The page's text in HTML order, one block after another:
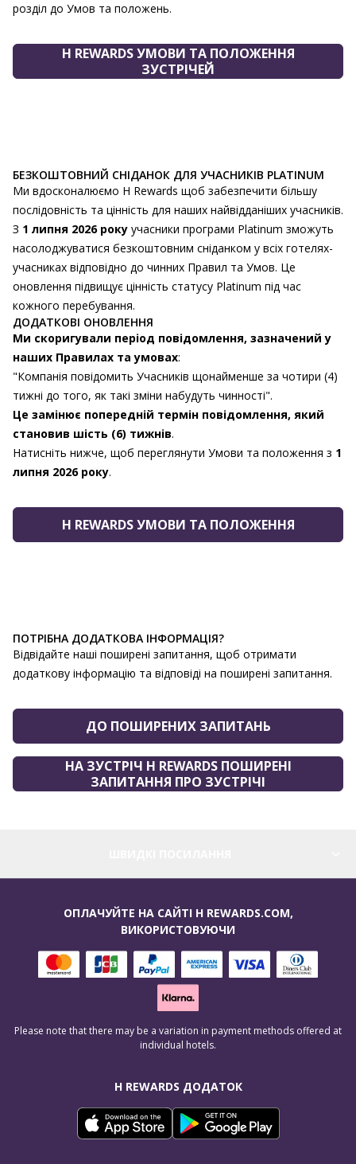
розділ до Умов та положень.
H REWARDS УМОВИ ТА ПОЛОЖЕННЯ
ЗУСТРІЧЕЙ
БЕЗКОШТОВНИЙ СНІДАНОК ДЛЯ УЧАСНИКІВ PLATINUM
Ми вдосконалюємо H Rewards щоб забезпечити більшу
послідовність та цінність для наших найвідданіших учасників.
З 1 липня 2026 року учасники програми Platinum зможуть
насолоджуватися безкоштовним сніданком у всіх готелях-
учасниках відповідно до чинних Правил та Умов. Це
оновлення підвищує цінність статусу Platinum під час
кожного перебування.
ДОДАТКОВІ ОНОВЛЕННЯ
Ми скоригували період повідомлення, зазначений у
наших Правилах та умовах:
"Компанія повідомить Учасників щонайменше за чотири (4)
тижні до того, як такі зміни набудуть чинності".
Це замінює попередній термін повідомлення, який
становив шість (6) тижнів.
Натисніть нижче, щоб переглянути Умови та положення з 1
липня 2026 року.
H REWARDS УМОВИ ТА ПОЛОЖЕННЯ
ПОТРІБНА ДОДАТКОВА ІНФОРМАЦІЯ?
Відвідайте наші поширені запитання, щоб отримати
додаткову інформацію та відповіді на поширені запитання.
ДО ПОШИРЕНИХ ЗАПИТАНЬ
НА ЗУСТРІЧ H REWARDS ПОШИРЕНІ
ЗАПИТАННЯ ПРО ЗУСТРІЧІ
H REWARDS ДОДАТОК
ОПЛАЧУЙТЕ НА САЙТІ H REWARDS.COM,
ВИКОРИСТОВУЮЧИ
Please note that there may be a variation in payment methods offered at
individual hotels.